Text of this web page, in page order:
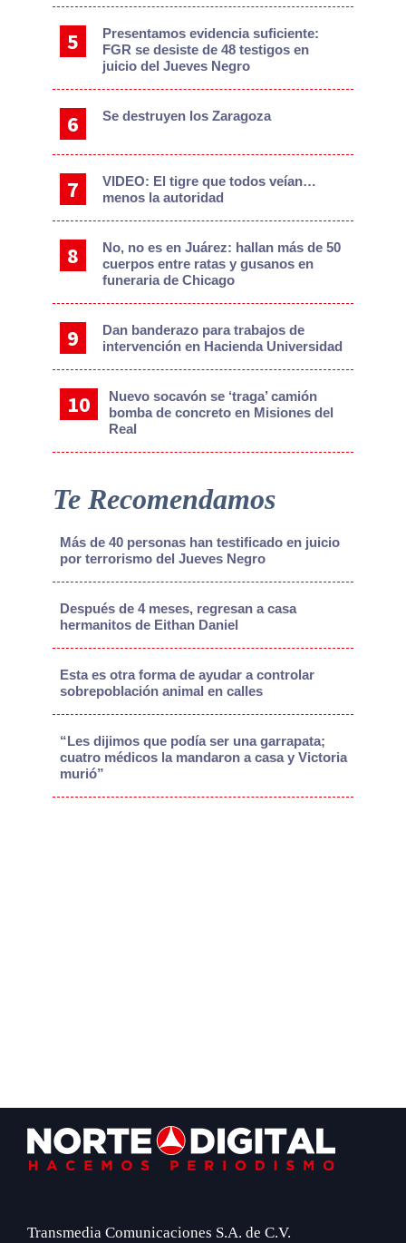
Presentamos evidencia suficiente:
FGR se desiste de 48 testigos en
juicio del Jueves Negro
Se destruyen los Zaragoza
VIDEO: El tigre que todos veían…
menos la autoridad
No, no es en Juárez: hallan más de 50
cuerpos entre ratas y gusanos en
funeraria de Chicago
Dan banderazo para trabajos de
intervención en Hacienda Universidad
Nuevo socavón se ‘traga’ camión
bomba de concreto en Misiones del
Real
Te Recomendamos
Más de 40 personas han testificado en juicio
por terrorismo del Jueves Negro
Después de 4 meses, regresan a casa
hermanitos de Eithan Daniel
Esta es otra forma de ayudar a controlar
sobrepoblación animal en calles
“Les dijimos que podía ser una garrapata;
cuatro médicos la mandaron a casa y Victoria
murió”
Footer
Transmedia Comunicaciones S.A. de C.V.